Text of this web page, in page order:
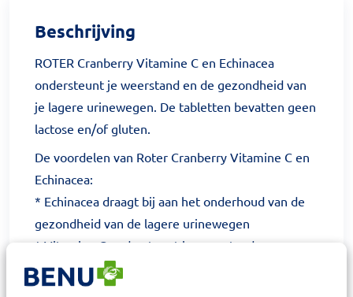
Beschrijving
ROTER Cranberry Vitamine C en Echinacea
ondersteunt je weerstand en de gezondheid van
je lagere urinewegen. De tabletten bevatten geen
lactose en/of gluten.
De voordelen van Roter Cranberry Vitamine C en
Echinacea:
* Echinacea draagt bij aan het onderhoud van de
gezondheid van de lagere urinewegen
* Vitamine C ondersteunt je weerstand
* Lactose- en glutenvrij